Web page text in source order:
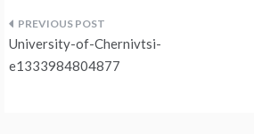
Navegação
de
University-of-Chernivtsi-
e1333984804877